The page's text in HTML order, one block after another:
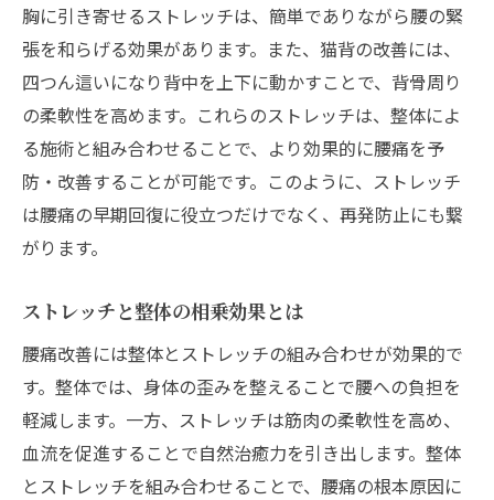
デスクワークによる腰痛のメカニズム
整体施術がもたらすリラックス効果
ストレッチでデスクワークの疲れを解消
腰痛改善に効果的な姿勢矯正のすすめ
整体とストレッチの併用で腰痛予防
腰痛を防ぐためのオフィス環境改善
整体院メグシスが提案する腰痛対策と効果的な
整体院メグシスの施術の特徴
腰痛に効くストレッチメニューの紹介
整体院でのカウンセリングの重要性
自宅でのストレッチを続けるためのヒント
腰痛改善に向けた整体院の選び方
胸に引き寄せるストレッチは、簡単でありながら腰の緊
張を和らげる効果があります。また、猫背の改善には、
四つん這いになり背中を上下に動かすことで、背骨周り
の柔軟性を高めます。これらのストレッチは、整体によ
る施術と組み合わせることで、より効果的に腰痛を予
防・改善することが可能です。このように、ストレッチ
は腰痛の早期回復に役立つだけでなく、再発防止にも繋
がります。
ストレッチと整体の相乗効果とは
腰痛改善には整体とストレッチの組み合わせが効果的で
す。整体では、身体の歪みを整えることで腰への負担を
軽減します。一方、ストレッチは筋肉の柔軟性を高め、
血流を促進することで自然治癒力を引き出します。整体
とストレッチを組み合わせることで、腰痛の根本原因に